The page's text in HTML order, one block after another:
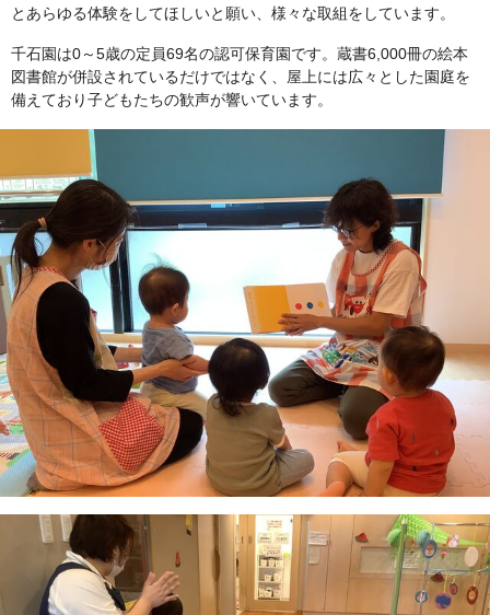
とあらゆる体験をしてほしいと願い、様々な取組をしています。
千石園は0～5歳の定員69名の認可保育園です。蔵書6,000冊の絵本
図書館が併設されているだけではなく、屋上には広々とした園庭を
備えており子どもたちの歓声が響いています。